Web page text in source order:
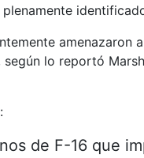
lo reportó
de F-16 que